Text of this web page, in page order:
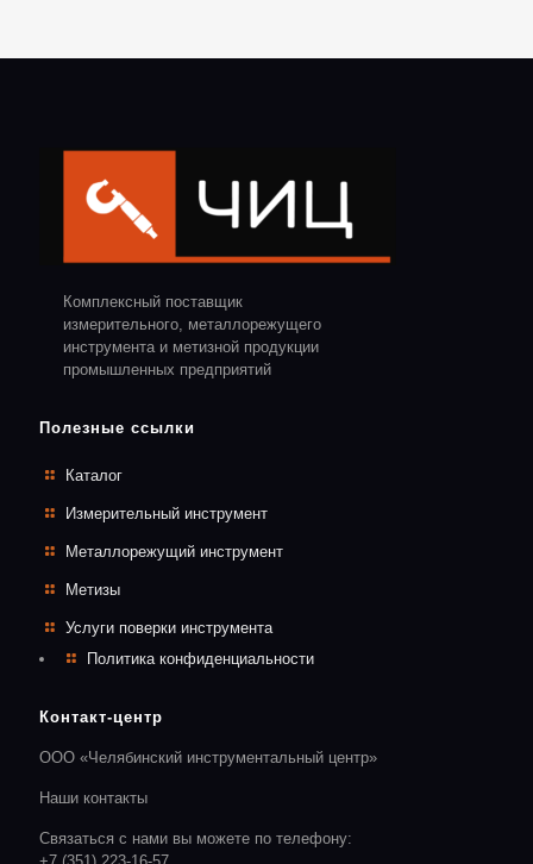
Комплексный поставщик
измерительного, металлорежущего
инструмента и метизной продукции
промышленных предприятий
Полезные ссылки
Каталог
Измерительный инструмент
Металлорежущий инструмент
Метизы
Услуги поверки инструмента
Политика конфиденциальности
Контакт-центр
ООО «Челябинский инструментальный центр»
Наши контакты
Связаться с нами вы можете по телефону: